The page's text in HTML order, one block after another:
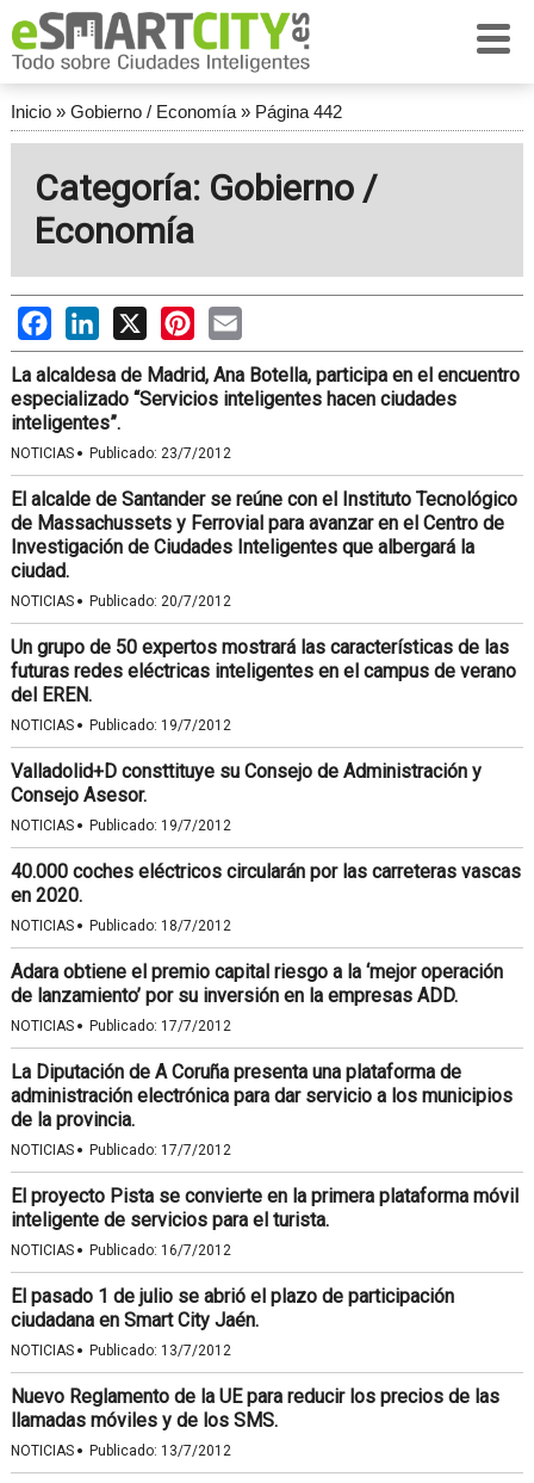
Inicio» Gobierno / Economía» Página 442
Categoría: Gobierno /
Economía
FacebookLinkedIn
X PinterestEmail
La alcaldesa de Madrid, Ana Botella, participa en el encuentro
especializado “Servicios inteligentes hacen ciudades
inteligentes”.
NOTICIAS · Publicado: 23/7/2012
El alcalde de Santander se reúne con el Instituto Tecnológico
de Massachussets y Ferrovial para avanzar en el Centro de
Investigación de Ciudades Inteligentes que albergará la
ciudad.
NOTICIAS · Publicado: 20/7/2012
Un grupo de 50 expertos mostrará las características de las
futuras redes eléctricas inteligentes en el campus de verano
del EREN.
NOTICIAS · Publicado: 19/7/2012
Valladolid+D consttituye su Consejo de Administración y
Consejo Asesor.
NOTICIAS · Publicado: 19/7/2012
40.000 coches eléctricos circularán por las carreteras vascas
en 2020.
NOTICIAS · Publicado: 18/7/2012
Adara obtiene el premio capital riesgo a la ‘mejor operación
de lanzamiento’ por su inversión en la empresas ADD.
NOTICIAS · Publicado: 17/7/2012
La Diputación de A Coruña presenta una plataforma de
administración electrónica para dar servicio a los municipios
de la provincia.
NOTICIAS · Publicado: 17/7/2012
El proyecto Pista se convierte en la primera plataforma móvil
inteligente de servicios para el turista.
NOTICIAS · Publicado: 16/7/2012
El pasado 1 de julio se abrió el plazo de participación
ciudadana en Smart City Jaén.
NOTICIAS · Publicado: 13/7/2012
Nuevo Reglamento de la UE para reducir los precios de las
llamadas móviles y de los SMS.
NOTICIAS · Publicado: 13/7/2012